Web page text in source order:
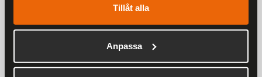
Tillåt alla
Anpassa